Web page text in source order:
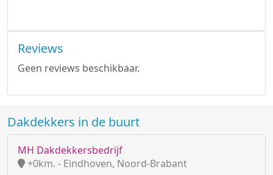
Reviews
Geen reviews beschikbaar.
Dakdekkers in de buurt
MH Dakdekkersbedrijf
+0km. - Eindhoven, Noord-Brabant